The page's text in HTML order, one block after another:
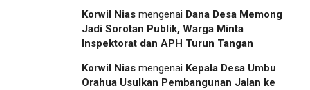
Korwil Nias mengenai Dana Desa Memong
Jadi Sorotan Publik, Warga Minta
Inspektorat dan APH Turun Tangan
Korwil Nias mengenai Kepala Desa Umbu
Orahua Usulkan Pembangunan Jalan ke